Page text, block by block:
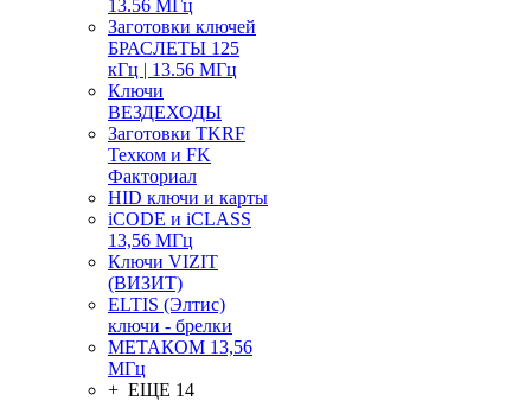
13.56 МГц
Заготовки ключей
БРАСЛЕТЫ 125
кГц | 13.56 МГц
Ключи
ВЕЗДЕХОДЫ
Заготовки TKRF
Техком и FK
Факториал
HID ключи и карты
iCODE и iCLASS
13,56 МГц
Ключи VIZIT
(ВИЗИТ)
ELTIS (Элтис)
ключи - брелки
МЕТАКОМ 13,56
МГц
+ ЕЩЕ 14